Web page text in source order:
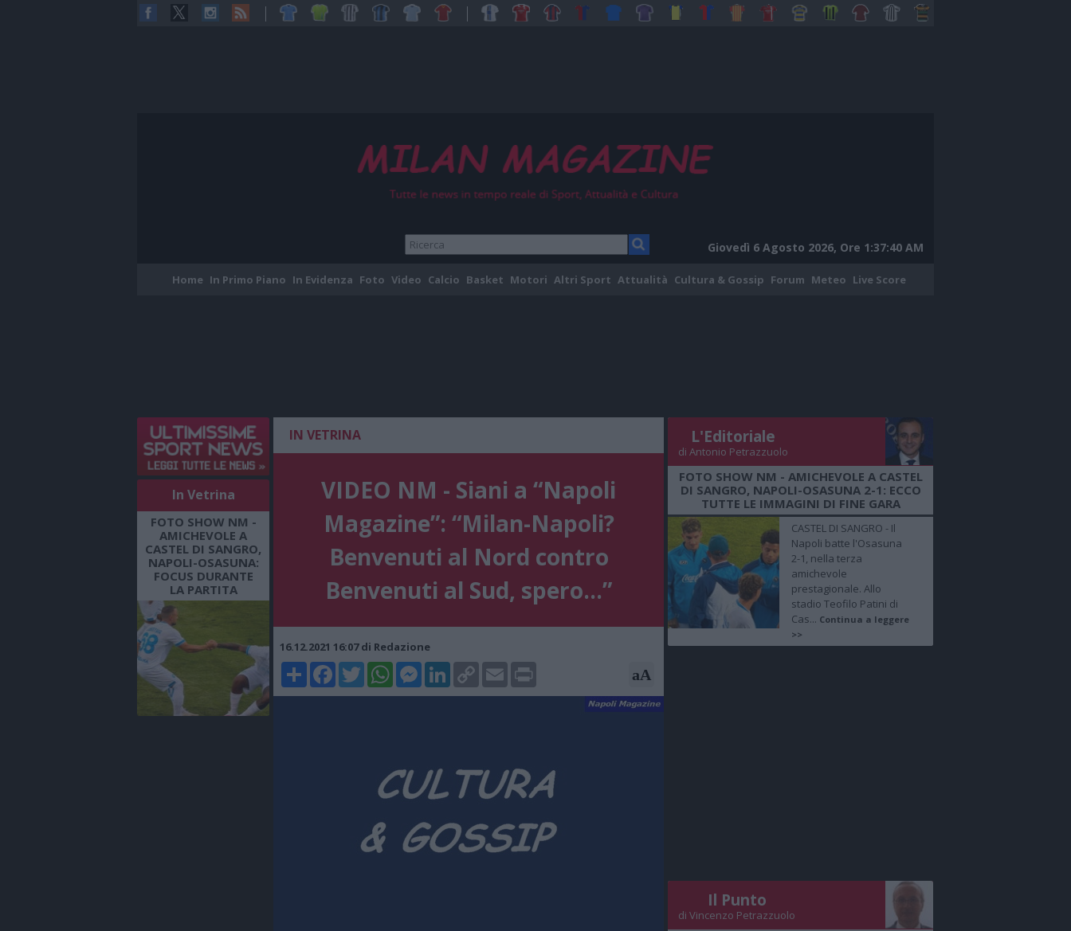
Giovedì 6 Agosto 2026, Ore 1:37:41 AM
Home In Primo Piano In Evidenza Foto Video Calcio Basket Motori Altri Sport Attualità Cultura & Gossip Forum Meteo Live Score
In Vetrina
FOTO SHOW NM -
AMICHEVOLE A
CASTEL DI SANGRO,
NAPOLI-OSASUNA:
FOCUS DURANTE
LA PARTITA
IN VETRINA
VIDEO NM - Siani a “Napoli
Magazine”: “Milan-Napoli?
Benvenuti al Nord contro
Benvenuti al Sud, spero...”
16.12.2021 16:07 di Redazione
ShareFacebookTwitterWhatsAppMessenger
LinkedIn
Copy
Link
Email Print aA
L'Editoriale
di Antonio Petrazzuolo
FOTO SHOW NM - AMICHEVOLE A CASTEL
DI SANGRO, NAPOLI-OSASUNA 2-1: ECCO
TUTTE LE IMMAGINI DI FINE GARA
CASTEL DI SANGRO - Il
Napoli batte l'Osasuna
2-1, nella terza
amichevole
prestagionale. Allo
stadio Teofilo Patini di
Cas... Continua a leggere
>>
Il Punto
di Vincenzo Petrazzuolo